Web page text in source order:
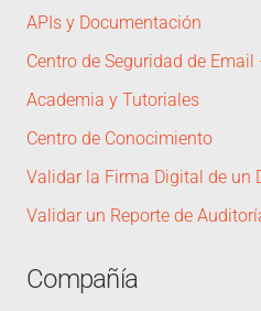
APIs y Documentación
Centro de Seguridad de Email
Academia y Tutoriales
Centro de Conocimiento
Validar la Firma Digital de un
Validar un Reporte de
Compañía